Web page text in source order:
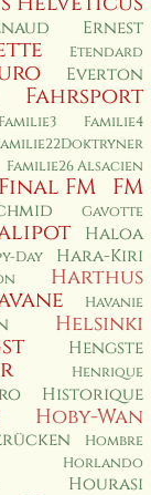
Ernest
Etendard
Everton
Fahrsport
Familie3
Familie4
Familie26 Alsacien
Final FM FM
Gavotte
Haloa
Day Hara-Kiri
Harthus
Havanie
Helsinki
Hengste
Henrique
Historique
Hoby-Wan
Hombre
Horlando
Hourasi